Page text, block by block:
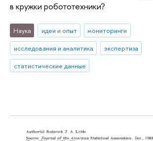
в кружки робототехники?
Наука идеи и опыт
мониторинги
исследования и аналитика
экспертиза
статистические данные